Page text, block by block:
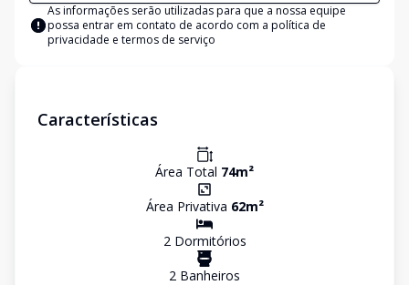
As informações serão utilizadas para que a nossa equipe
possa entrar em contato de acordo com a política de
privacidade e termos de serviço
Características
Área Total 74m²
Área Privativa 62m²
2Dormitórios
2 Banheiros